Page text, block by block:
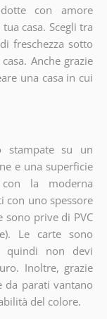
con amore
casa. Scegli tra
freschezza sotto
Anche grazie
una casa in cui
stampate su un
e una superficie
la moderna
con uno spessore
sono prive di PVC
Le carte sono
quindi non devi
Inoltre, grazie
da parati vantano
del colore.